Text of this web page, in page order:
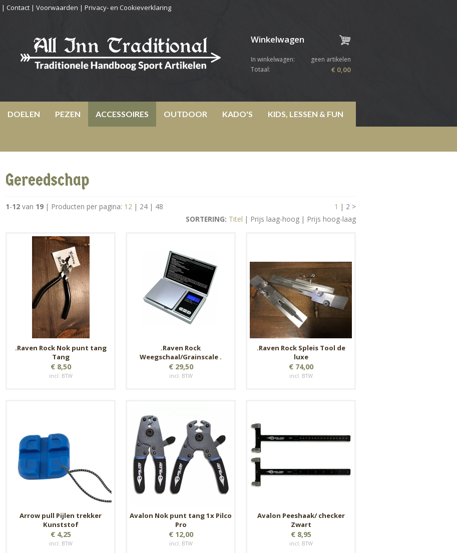
| Contact | Voorwaarden | Privacy- en Cookieverklaring
Winkelwagen
In winkelwagen:
geen artikelen
Totaal:
€ 0,00
DOELEN PEZEN ACCESSOIRES OUTDOOR KADO'S KIDS, LESSEN & FUN
Gereedschap
1-12 van 19 | Producten per pagina: 12 | 24 | 48 1 | 2 >
SORTERING: Titel | Prijs laag-hoog | Prijs hoog-laag
.Raven Rock Nok punt tang
Tang
€ 8,50
incl. BTW
.Raven Rock
Weegschaal/Grainscale .
€ 29,50
incl. BTW
.Raven Rock Spleis Tool de
luxe
€ 74,00
incl. BTW
Arrow pull Pijlen trekker
Kunststof
€ 4,25
incl. BTW
Avalon Nok punt tang 1x Pilco
Pro
€ 12,00
incl. BTW
Avalon Peeshaak/ checker
Zwart
€ 8,95
incl. BTW